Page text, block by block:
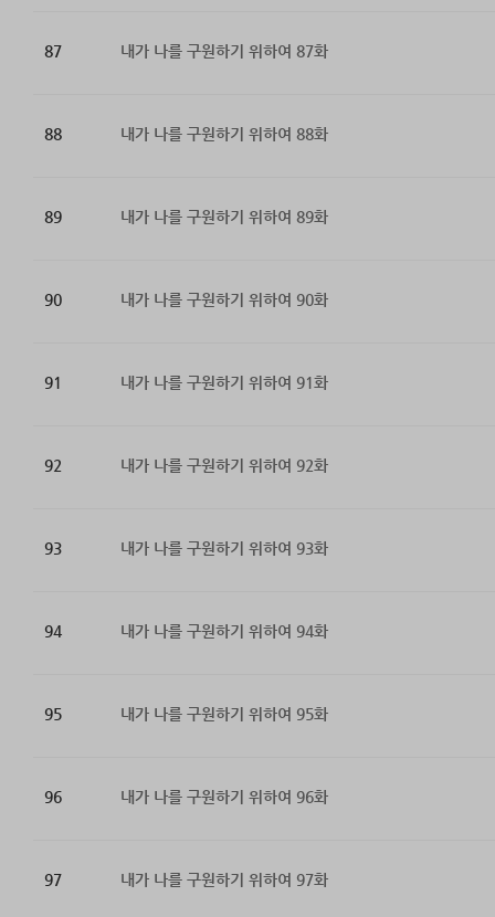
87 내가 나를 구원하기 위하여 87화
88 내가 나를 구원하기 위하여 88화
89 내가 나를 구원하기 위하여 89화
90 내가 나를 구원하기 위하여 90화
91 내가 나를 구원하기 위하여 91화
92 내가 나를 구원하기 위하여 92화
93 내가 나를 구원하기 위하여 93화
94 내가 나를 구원하기 위하여 94화
95 내가 나를 구원하기 위하여 95화
96 내가 나를 구원하기 위하여 96화
97 내가 나를 구원하기 위하여 97화